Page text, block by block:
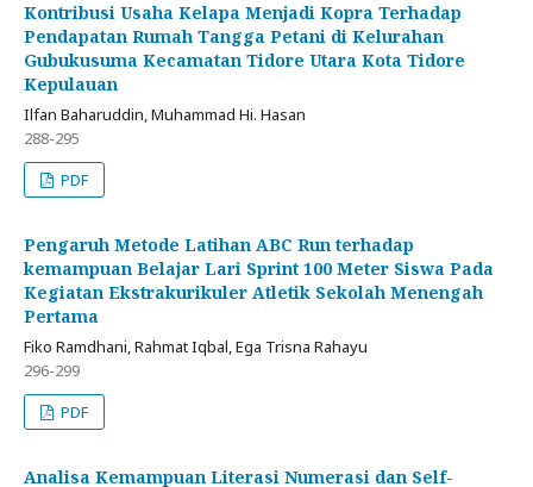
Kontribusi Usaha Kelapa Menjadi Kopra Terhadap
Pendapatan Rumah Tangga Petani di Kelurahan
Gubukusuma Kecamatan Tidore Utara Kota Tidore
Kepulauan
Ilfan Baharuddin, Muhammad Hi. Hasan
288-295
PDF
Pengaruh Metode Latihan ABC Run terhadap
kemampuan Belajar Lari Sprint 100 Meter Siswa Pada
Kegiatan Ekstrakurikuler Atletik Sekolah Menengah
Pertama
Fiko Ramdhani, Rahmat Iqbal, Ega Trisna Rahayu
296-299
PDF
Analisa Kemampuan Literasi Numerasi dan Self-